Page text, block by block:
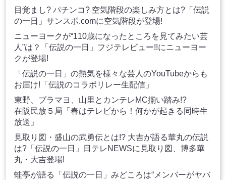
目覚まし? パチンコ? 空気階段の楽しみ方とは?「伝説
の一日」サンスポ.comに空気階段が登場!
ニューヨークが“110歳になったところを見てみたい芸
人”は？「伝説の一日」フジテレビュー!!にニューヨー
クが登場!
「伝説の一日」の熱気を様々な芸人のYouTubeからも
お届け!「伝説のコラボリレー生配信」
東野、ブラマヨ、山里とカンテレMC揃い踏み!?
在阪民放５局「春はテレビから！何かが起きる同時生
放送」
見取り図・盛山の武勇伝とは!? 大吉が語る華丸の伝説
は?「伝説の一日」日テレNEWSに見取り図、博多華
丸・大吉登場!
蛙亭が語る「伝説の一日」みどころは“メンバーがヤバ